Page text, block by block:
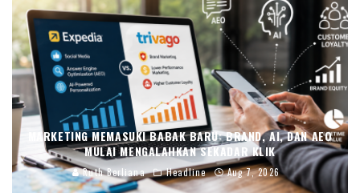
MARKETING MEMASUKI BABAK BARU: BRAND, AI, DAN AEO
MULAI MENGALAHKAN SEKADAR KLIK
Ruth Berliana Headline Aug 7, 2026